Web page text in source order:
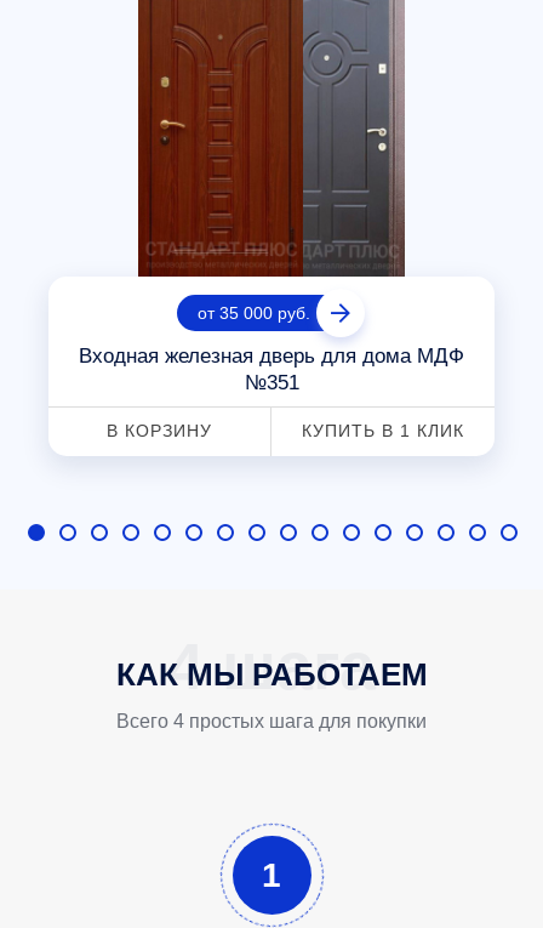
от 35 000 руб.
Входная железная дверь для дома МДФ
№351
В КОРЗИНУ КУПИТЬ В 1 КЛИК
КАК МЫ РАБОТАЕМ
Всего 4 простых шага для покупки
1